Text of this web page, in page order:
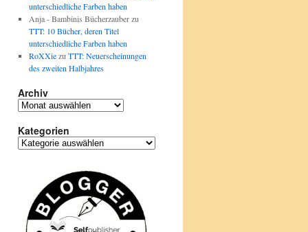
unterschiedliche Farben haben
Anja - Bambinis Bücherzauberzu
TTT: 10 Bücher, deren Titel
unterschiedliche Farben haben
RoXXiezu TTT: Neuerscheinungen
des zweiten Halbjahres
Archiv
Archiv
Kategorien
Kategorien